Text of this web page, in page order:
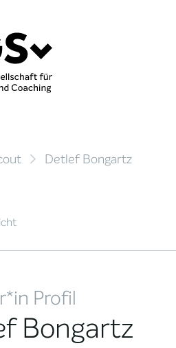
Detlef Bongartz
Profil
Bongartz